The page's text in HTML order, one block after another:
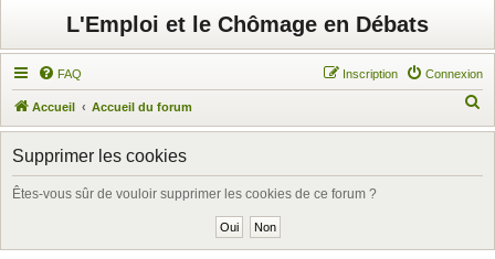
L'Emploi et le Chômage en Débats
FAQ Connexion
Inscription
Accueil Accueil du forum
e
Supprimer les cookies
Êtes-vous sûr de vouloir supprimer les cookies de ce forum ?